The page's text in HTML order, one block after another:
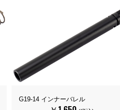
G19-14 インナーバレル